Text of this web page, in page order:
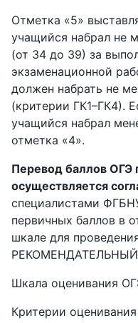
Отметка «5»
учащийся набрал не
(от 34 до 39) за
экзаменационной
должен набрать не
(критерии ГК1–ГК4).
учащийся набрал
отметка «4».
Перевод баллов ОГЭ
осуществляется
специалистами
первичных баллов в
шкале для
РЕКОМЕНДАТЕЛЬНЫЙ
Шкала оценивания
Критерии